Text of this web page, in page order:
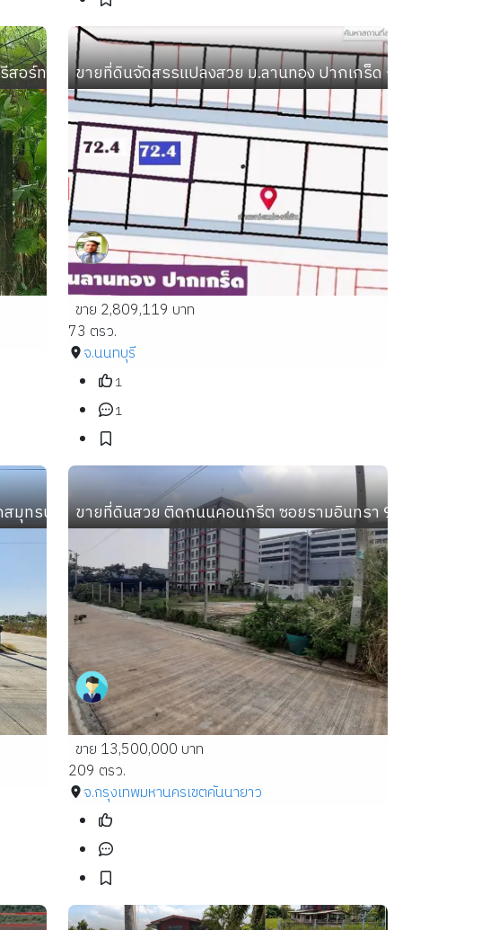
น้ำ ตลาดกลาง
ร์ท ใกล้วัดถ้ำผาปล่อง ถ้ำปากเปียง ถ้ำเชียงดาว เชียงใหม่
ขายที่ดินจัดสรรแปลงสวย ม.ลานทอง ปากเกร็ด กลับแจ้งวัฒนะ
ขาย 2,809,119 บาท
73 ตรว.
จ.นนทบุรี
1
1
มุทรปราการ ติดถนนสาธารณะ น้ำ ไฟ พร้อม
ขายที่ดินสวย ติดถนนคอนกรีต ซอยรามอินทรา 97
ขาย 13,500,000 บาท
209 ตรว.
จ.กรุงเทพมหานครเขตคันนายาว